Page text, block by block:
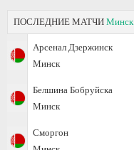
ПОСЛЕДНИЕ МАТЧИ Минск
Арсенал Дзержинск
Минск
Белшина Бобруйска
Минск
Сморгон